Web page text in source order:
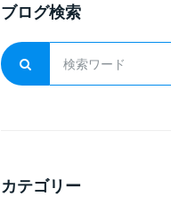
ブログ検索
カテゴリー